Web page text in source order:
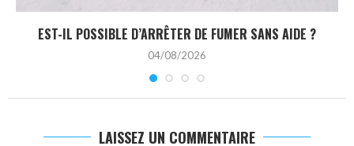
EST-IL POSSIBLE D’ARRÊTER DE FUMER SANS AIDE ?
04/08/2026
LAISSEZ UN COMMENTAIRE